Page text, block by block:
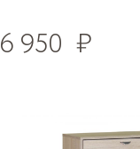
950 ₽